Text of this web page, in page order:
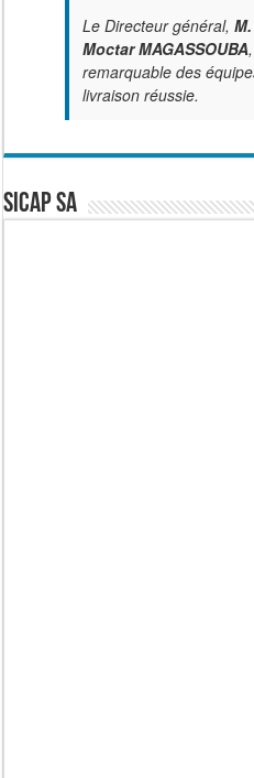
Le Directeur général,
Moctar MAGASSOUBA
remarquable des
livraison réussie.
SICAP SA